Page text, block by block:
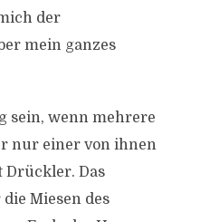
der
mein ganzes
sein, wenn mehrere
nur einer von ihnen
Drückler. Das
Miesen des